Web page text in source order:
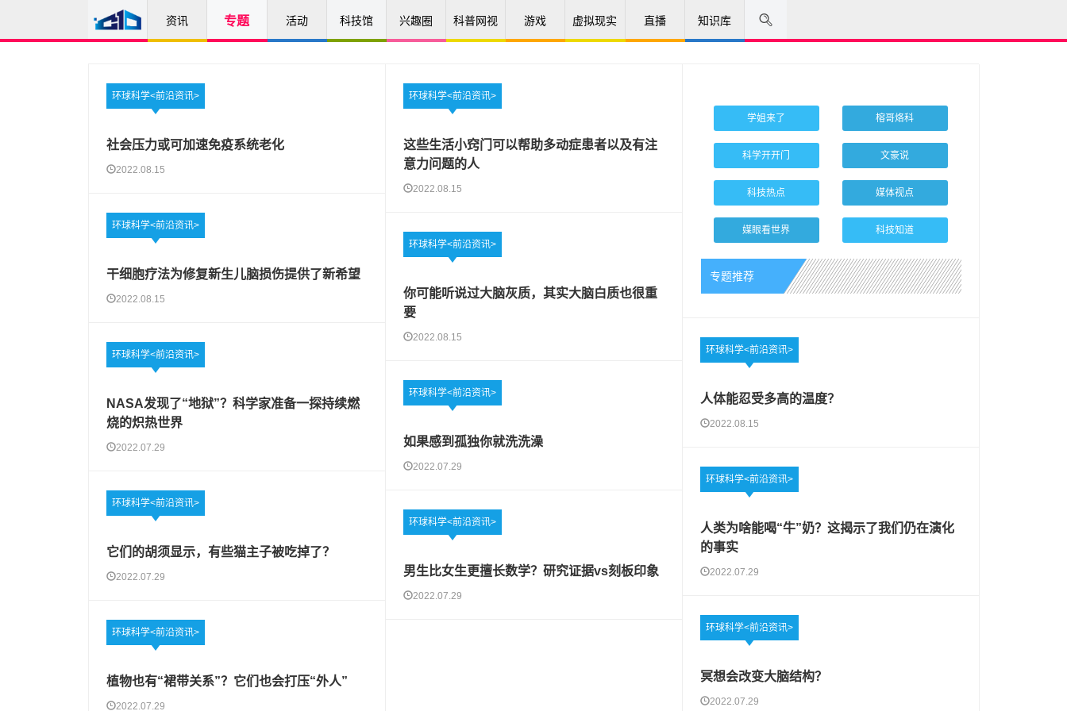
资讯 专题 活动 科技馆 兴趣圈 科普网视 游戏 虚拟现实 直播 知识库
环球科学<前沿资讯>
社会压力或可加速免疫系统老化
环球科学<前沿资讯>
这些生活小窍门可以帮助多动症患者以及有注
意力问题的人
2022.08.15
学姐来了 榕哥烙科
科学开开门 文豪说
科技热点 媒体视点
媒眼看世界 科技知道
专题推荐
环球科学<前沿资讯>
干细胞疗法为修复新生儿脑损伤提供了新希望
2022.08.15
环球科学<前沿资讯>
你可能听说过大脑灰质，其实大脑白质也很重
要
2022.08.15
环球科学<前沿资讯>
人体能忍受多高的温度？
环球科学<前沿资讯>
NASA发现了“地狱”？科学家准备一探持续燃
烧的炽热世界
2022.07.29
环球科学<前沿资讯>
如果感到孤独你就洗洗澡
2022.07.29
环球科学<前沿资讯>
人类为啥能喝“牛”奶？这揭示了我们仍在演化
的事实
2022.07.29
环球科学<前沿资讯>
它们的胡须显示，有些猫主子被吃掉了？
2022.07.29
环球科学<前沿资讯>
男生比女生更擅长数学？研究证据vs刻板印象
2022.07.29
环球科学<前沿资讯>
冥想会改变大脑结构？
2022.07.29
环球科学<前沿资讯>
植物也有“裙带关系”？它们也会打压“外人”
2022.07.29